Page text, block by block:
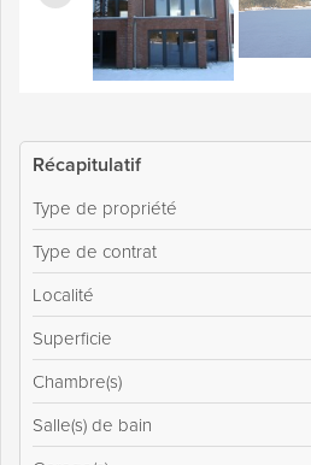
Récapitulatif
Type de propriété
Type de contrat
Localité
Superficie
Chambre(s)
Salle(s) de bain